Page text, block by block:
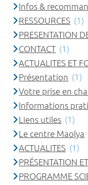
Infos &
RESSOURCES (1)
PRESENTATION
CONTACT (1)
ACTUALITES ET
Présentation (1)
Votre prise en
Informations
Liens utiles (1)
Le centre Maolya
ACTUALITES (1)
PRÉSENTATION
PROGRAMME